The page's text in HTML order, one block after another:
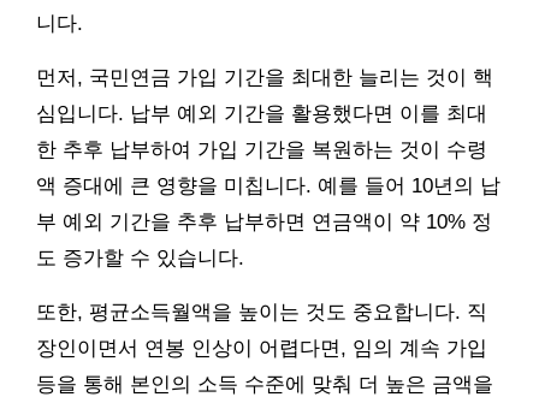
니다.
먼저, 국민연금 가입 기간을 최대한 늘리는 것이 핵
심입니다. 납부 예외 기간을 활용했다면 이를 최대
한 추후 납부하여 가입 기간을 복원하는 것이 수령
액 증대에 큰 영향을 미칩니다. 예를 들어 10년의 납
부 예외 기간을 추후 납부하면 연금액이 약 10% 정
도 증가할 수 있습니다.
또한, 평균소득월액을 높이는 것도 중요합니다. 직
장인이면서 연봉 인상이 어렵다면, 임의 계속 가입
등을 통해 본인의 소득 수준에 맞춰 더 높은 금액을